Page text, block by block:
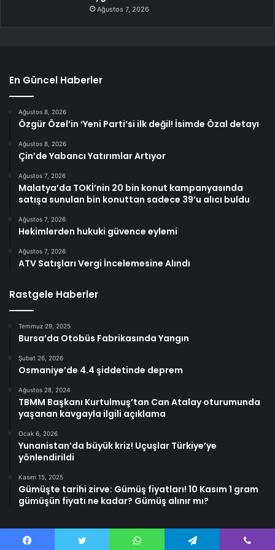
Ağustos 7, 2026
En Güncel Haberler
Ağustos 8, 2026
Özgür Özel’in ‘Yeni Parti’si ilk değil! İsimde Özal detayı
Ağustos 8, 2026
Çin’de Yabancı Yatırımlar Artıyor
Ağustos 7, 2026
Malatya’da TOKİ’nin 20 bin konut kampanyasında
satışa sunulan bin konuttan sadece 39’u alıcı buldu
Ağustos 7, 2026
Hekimlerden hukuki güvence eylemi
Ağustos 7, 2026
ATV Satışları Vergi İncelemesine Alındı
Rastgele Haberler
Temmuz 29, 2025
Bursa’da Otobüs Fabrikasında Yangın
Şubat 26, 2026
Osmaniye’de 4.4 şiddetinde deprem
Ağustos 28, 2024
TBMM Başkanı Kurtulmuş’tan Can Atalay oturumunda
yaşanan kavgayla ilgili açıklama
Ocak 6, 2026
Yunanistan’da büyük kriz! Uçuşlar Türkiye’ye
yönlendirildi
Kasım 15, 2025
Gümüşte tarihi zirve: Gümüş fiyatları! 10 Kasım 1 gram
gümüşün fiyatı ne kadar? Gümüş alınır mı?